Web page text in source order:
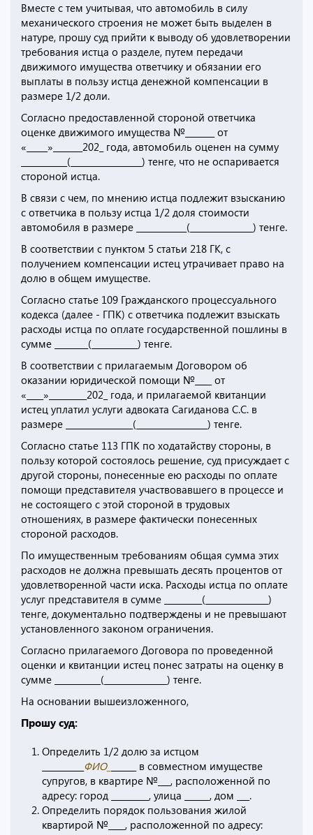
Вместе с тем учитывая, что автомобиль в силу
механического строения не может быть выделен в
натуре, прошу суд прийти к выводу об удовлетворении
требования истца о разделе, путем передачи
движимого имущества ответчику и обязании его
выплаты в пользу истца денежной компенсации в
размере 1/2 доли.
Согласно предоставленной стороной ответчика
оценке движимого имущества №_______ от
«_____»_______202_ года, автомобиль оценен на сумму
___________(_________________) тенге, что не оспаривается
стороной истца.
В связи с чем, по мнению истца подлежит взысканию
с ответчика в пользу истца 1/2 доля стоимости
автомобиля в размере ____________(_______________) тенге.
В соответствии с пунктом 5 статьи 218 ГК, с
получением компенсации истец утрачивает право на
долю в общем имуществе.
Согласно статье 109 Гражданского процессуального
кодекса (далее - ГПК) с ответчика подлежит взыскать
расходы истца по оплате государственной пошлины в
сумме ________(___________) тенге.
В соответствии с прилагаемым Договором об
оказании юридической помощи №____ от
«____»_________202_ года, и прилагаемой квитанции
истец уплатил услуги адвоката Сагиданова С.С. в
размере ________________(_________________) тенге.
Согласно статье 113 ГПК по ходатайству стороны, в
пользу которой состоялось решение, суд присуждает с
другой стороны, понесенные ею расходы по оплате
помощи представителя участвовавшего в процессе и
не состоящего с этой стороной в трудовых
отношениях, в размере фактически понесенных
стороной расходов.
По имущественным требованиям общая сумма этих
расходов не должна превышать десять процентов от
удовлетворенной части иска. Расходы истца по оплате
услуг представителя в сумме _________(_______________)
тенге, документально подтверждены и не превышают
установленного законом ограничения.
Согласно прилагаемого Договора по проведенной
оценки и квитанции истец понес затраты на оценку в
сумме ___________(_______________) тенге.
На основании вышеизложенного,
Прошу суд:
Определить 1/2 долю за истцом
ФИО_
______ в совместном имуществе
супругов, в квартире №___, расположенной по
адресу: город _________, улица ______, дом ___.
Определить порядок пользования жилой
квартирой №____, расположенной по адресу: